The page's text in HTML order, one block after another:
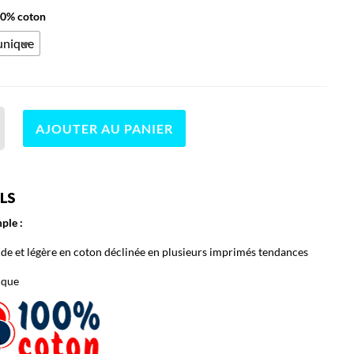
coton
AJOUTER AU PANIER
:
et légère en coton déclinée en plusieurs imprimés tendances